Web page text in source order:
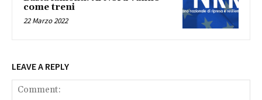
come treni
22 Marzo 2022
LEAVE A REPLY